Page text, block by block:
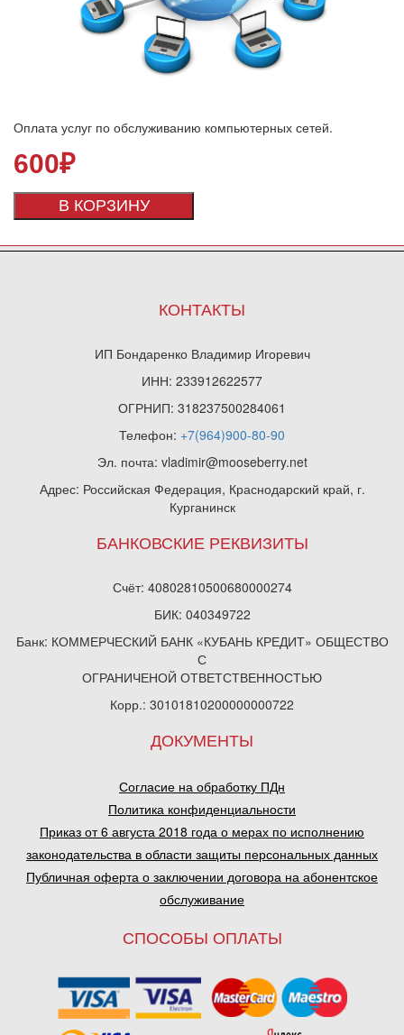
Оплата услуг по обслуживанию компьютерных сетей.
600₽
В КОРЗИНУ
КОНТАКТЫ
ИП Бондаренко Владимир Игоревич
ИНН: 233912622577
ОГРНИП: 318237500284061
Телефон: +7(964)900-80-90
Эл. почта: vladimir@mooseberry.net
Адрес: Российская Федерация, Краснодарский край, г.
Курганинск
БАНКОВСКИЕ РЕКВИЗИТЫ
Счёт: 40802810500680000274
БИК: 040349722
Банк: КОММЕРЧЕСКИЙ БАНК «КУБАНЬ КРЕДИТ» ОБЩЕСТВО
С
ОГРАНИЧЕНОЙ ОТВЕТСТВЕННОСТЬЮ
Корр.: 30101810200000000722
ДОКУМЕНТЫ
Согласие на обработку ПДн
Политика конфиденциальности
Приказ от 6 августа 2018 года о мерах по исполнению
законодательства в области защиты персональных данных
Публичная оферта о заключении договора на абонентское
обслуживание
СПОСОБЫ ОПЛАТЫ